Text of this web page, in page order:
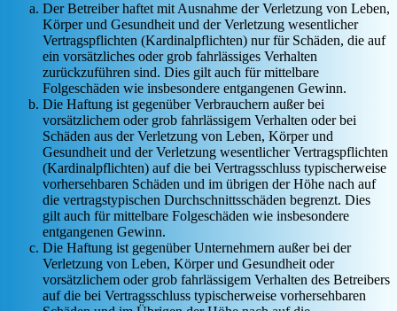
Der Betreiber haftet mit Ausnahme der Verletzung von Leben,
Körper und Gesundheit und der Verletzung wesentlicher
Vertragspflichten (Kardinalpflichten) nur für Schäden, die auf
ein vorsätzliches oder grob fahrlässiges Verhalten
zurückzuführen sind. Dies gilt auch für mittelbare
Folgeschäden wie insbesondere entgangenen Gewinn.
Die Haftung ist gegenüber Verbrauchern außer bei
vorsätzlichem oder grob fahrlässigem Verhalten oder bei
Schäden aus der Verletzung von Leben, Körper und
Gesundheit und der Verletzung wesentlicher Vertragspflichten
(Kardinalpflichten) auf die bei Vertragsschluss typischerweise
vorhersehbaren Schäden und im übrigen der Höhe nach auf
die vertragstypischen Durchschnittsschäden begrenzt. Dies
gilt auch für mittelbare Folgeschäden wie insbesondere
entgangenen Gewinn.
Die Haftung ist gegenüber Unternehmern außer bei der
Verletzung von Leben, Körper und Gesundheit oder
vorsätzlichem oder grob fahrlässigem Verhalten des Betreibers
auf die bei Vertragsschluss typischerweise vorhersehbaren